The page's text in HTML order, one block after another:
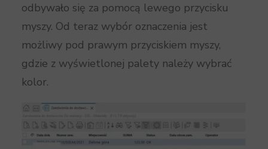
odbywało się za pomocą lewego przycisku
myszy. Od teraz wybór oznaczenia jest
możliwy pod prawym przyciskiem myszy,
gdzie z wyświetlonej palety należy wybrać
kolor.